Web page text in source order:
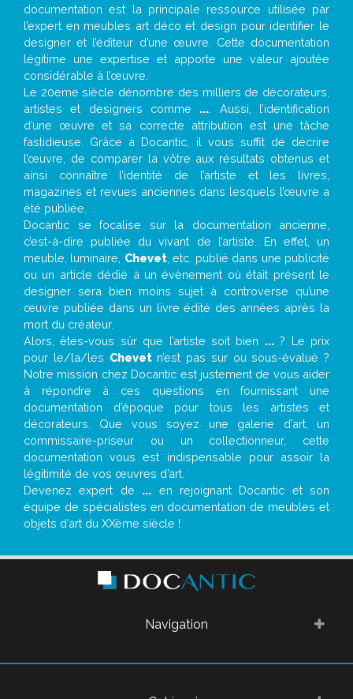
documentation est la principale ressource utilisée par
l’expert en meubles art déco et design pour identifier le
designer et l’éditeur d’une œuvre. Cette documentation
légitime une expertise et apporte une valeur ajoutée
considérable à l’œuvre.
Le 20eme siècle dénombre des milliers de décorateurs,
artistes et designers comme ... . Aussi, l’identification
d’une œuvre et sa correcte attribution est une tâche
fastidieuse. Grâce à Docantic, il vous suffit de décrire
l’œuvre, de comparer la vôtre aux résultats obtenus et
ainsi connaître l’identité de l’artiste et les livres,
magazines et revues anciennes dans lesquels l’œuvre a
été publiée.
Docantic se focalise sur la documentation ancienne,
c’est-à-dire publiée du vivant de l’artiste. En effet, un
meuble, luminaire, Chevet, etc. publié dans une publicité
ou un article dédié à un évènement où était présent le
designer sera bien moins sujet à controverse qu’une
œuvre publiée dans un livre édité des années après la
mort du créateur.
Alors, êtes-vous sûr que l’artiste soit bien ...? Le prix
pour le/la/les Chevetn’est pas sur ou sous-évalué ?
Notre mission chez Docantic est justement de vous aider
à répondre à ces questions en fournissant une
documentation d’époque pour tous les artistes et
décorateurs. Que vous soyez une galerie d’art, un
commissaire-priseur ou un collectionneur, cette
documentation vous est indispensable pour assoir la
légitimité de vos œuvres d’art.
Devenez expert de ... en rejoignant Docantic et son
équipe de spécialistes en documentation de meubles et
objets d’art du XXème siècle !
Navigation